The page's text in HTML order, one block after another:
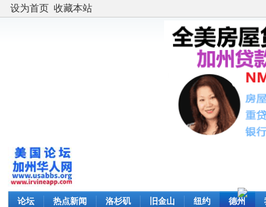
设为首页 收藏本站
论坛 热点新闻 洛杉矶 旧金山 纽约 德州